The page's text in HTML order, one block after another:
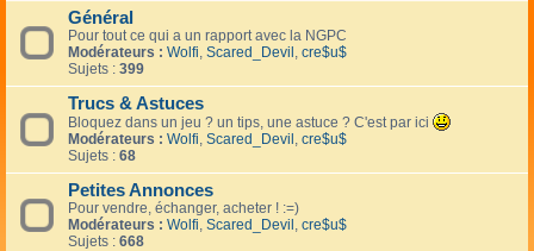
h
Général
Pour tout ce qui a un rapport avec la NGPC
Modérateurs : Wolfi, Scared_Devil , cre$u$
Sujets : 399
Trucs & Astuces
Bloquez dans un jeu ? un tips, une astuce ? C'est par ici
Modérateurs : Wolfi, Scared_Devil , cre$u$
Sujets : 68
Petites Annonces
Pour vendre, échanger, acheter ! :=)
Modérateurs : Wolfi, Scared_Devil , cre$u$
Sujets : 668